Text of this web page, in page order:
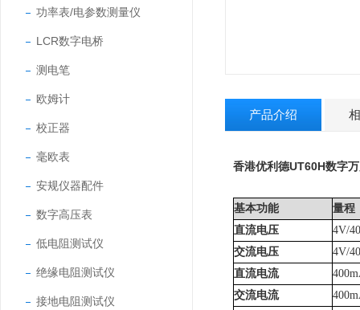
功率表/电参数测量仪
LCR数字电桥
测电笔
欧姆计
校正器
毫欧表
安规仪器配件
数字高压表
低电阻测试仪
绝缘电阻测试仪
接地电阻测试仪
产品介绍
香港优利德UT60H数字
基本功能
量程
直流电压
4V/
交流电压
4V/
直流电流
400m
交流电流
400m